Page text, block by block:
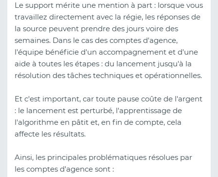
Le support mérite une mention à part : lorsque vous
travaillez directement avec la régie, les réponses de
la source peuvent prendre des jours voire des
semaines. Dans le cas des comptes d'agence,
l'équipe bénéficie d'un accompagnement et d'une
aide à toutes les étapes : du lancement jusqu'à la
résolution des tâches techniques et opérationnelles.
Et c'est important, car toute pause coûte de l'argent
: le lancement est perturbé, l'apprentissage de
l'algorithme en pâtit et, en fin de compte, cela
affecte les résultats.
Ainsi, les principales problématiques résolues par
les comptes d'agence sont :